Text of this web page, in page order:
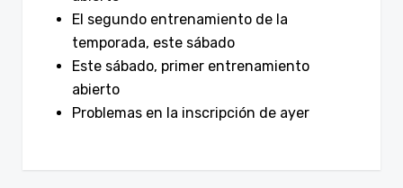
El segundo entrenamiento de la
temporada, este sábado
Este sábado, primer entrenamiento
abierto
Problemas en la inscripción de ayer